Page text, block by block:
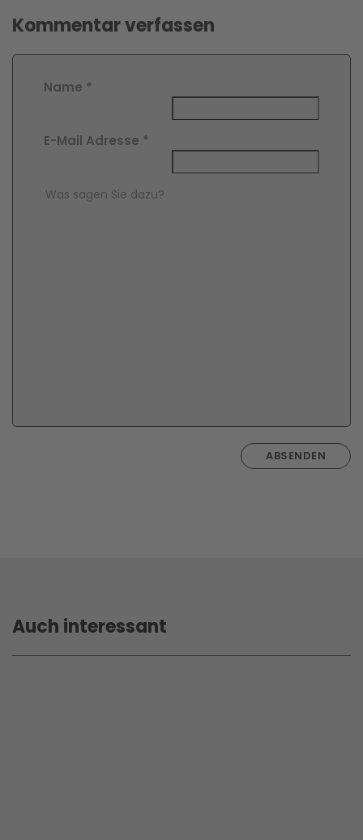
Kommentar verfassen
Name *
E-Mail Adresse *
Comment Text*
ABSENDEN
Auch interessant